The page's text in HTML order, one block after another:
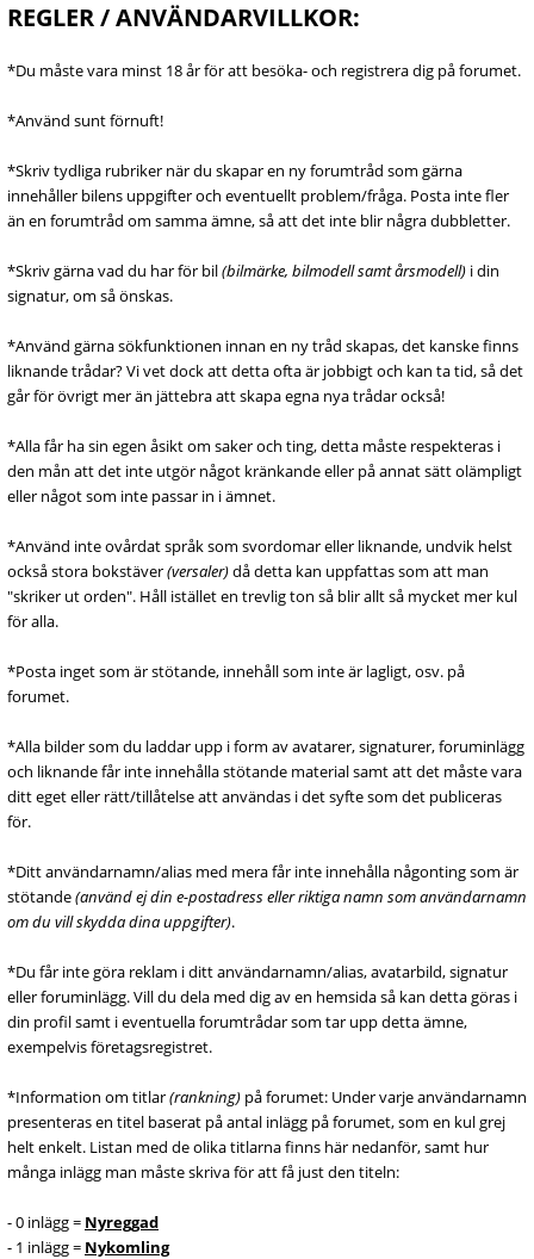
REGLER / ANVÄNDARVILLKOR:
*Du måste vara minst 18 år för att besöka- och registrera dig på forumet.
*Använd sunt förnuft!
*Skriv tydliga rubriker när du skapar en ny forumtråd som gärna
innehåller bilens uppgifter och eventuellt problem/fråga. Posta inte fler
än en forumtråd om samma ämne, så att det inte blir några dubbletter.
*Skriv gärna vad du har för bil(bilmärke, bilmodell samt årsmodell) i din
signatur, om så önskas.
*Använd gärna sökfunktionen innan en ny tråd skapas, det kanske finns
liknande trådar? Vi vet dock att detta ofta är jobbigt och kan ta tid, så det
går för övrigt mer än jättebra att skapa egna nya trådar också!
*Alla får ha sin egen åsikt om saker och ting, detta måste respekteras i
den mån att det inte utgör något kränkande eller på annat sätt olämpligt
eller något som inte passar in i ämnet.
*Använd inte ovårdat språk som svordomar eller liknande, undvik helst
också stora bokstäver(versaler)då detta kan uppfattas som att man
"skriker ut orden". Håll istället en trevlig ton så blir allt så mycket mer kul
för alla.
*Posta inget som är stötande, innehåll som inte är lagligt, osv. på
forumet.
*Alla bilder som du laddar upp i form av avatarer, signaturer, foruminlägg
och liknande får inte innehålla stötande material samt att det måste vara
ditt eget eller rätt/tillåtelse att användas i det syfte som det publiceras
för.
*Ditt användarnamn/alias med mera får inte innehålla någonting som är
stötande(använd ej din e-postadress eller riktiga namn som användarnamn
om du vill skydda dina uppgifter).
*Du får inte göra reklam i ditt användarnamn/alias, avatarbild, signatur
eller foruminlägg. Vill du dela med dig av en hemsida så kan detta göras i
din profil samt i eventuella forumtrådar som tar upp detta ämne,
exempelvis företagsregistret.
*Information om titlar(rankning) på forumet: Under varje användarnamn
presenteras en titel baserat på antal inlägg på forumet, som en kul grej
helt enkelt. Listan med de olika titlarna finns här nedanför, samt hur
många inlägg man måste skriva för att få just den titeln:
- 0 inlägg = Nyreggad
- 1 inlägg = Nykomling